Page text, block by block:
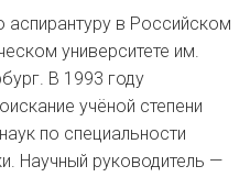
аспирантуру в Российском
университете им.
В 1993 году
учёной степени
по специальности
Научный руководитель —